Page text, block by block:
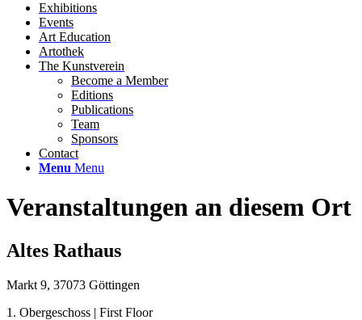
Exhibitions
Events
Art Education
Artothek
The Kunstverein
Become a Member
Editions
Publications
Team
Sponsors
Contact
Menu Menu
Veranstaltungen an diesem Ort
Altes Rathaus
Markt 9, 37073 Göttingen
1. Obergeschoss | First Floor